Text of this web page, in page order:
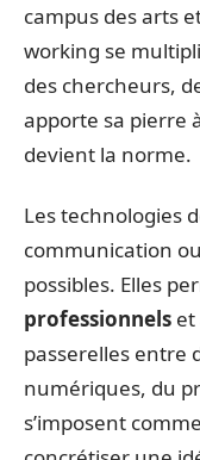
campus des arts
working se
des chercheurs,
apporte sa pierre
devient la norme.
Les technologies
communication
possibles. Elles
professionnels et
passerelles entre
numériques, du
s’imposent